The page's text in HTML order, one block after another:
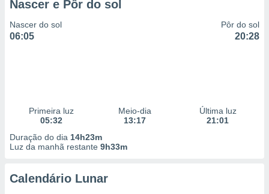
Nascer e Pôr do sol
Nascer do sol
06:05
Pôr do sol
20:28
Primeira luz
05:32
Meio-dia
13:17
Última luz
21:01
Duração do dia 14h23m
Luz da manhã restante 9h33m
Calendário Lunar